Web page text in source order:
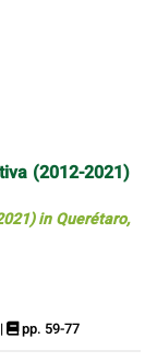
(2012-2021)
in Querétaro,
pp. 59-77